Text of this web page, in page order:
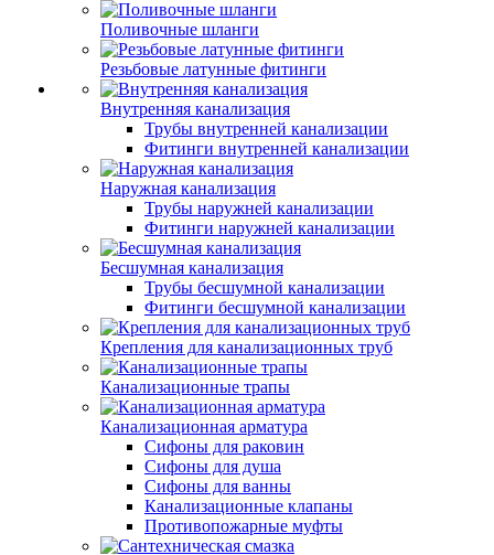
Поливочные шланги
Резьбовые латунные фитинги
Внутренняя канализация
Трубы внутренней канализации
Фитинги внутренней канализации
Наружная канализация
Трубы наружней канализации
Фитинги наружней канализации
Бесшумная канализация
Трубы бесшумной канализации
Фитинги бесшумной канализации
Крепления для канализационных труб
Канализационные трапы
Канализационная арматура
Сифоны для раковин
Сифоны для душа
Сифоны для ванны
Канализационные клапаны
Противопожарные муфты